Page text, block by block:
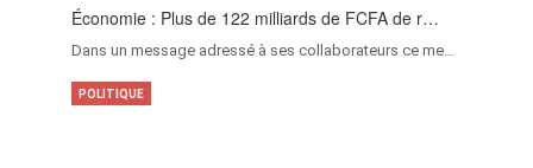
Économie : Plus de 122 milliards de FCFA de r…
Dans un message adressé à ses collaborateurs ce me…
POLITIQUE